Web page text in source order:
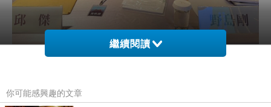
繼續閱讀
你可能感興趣的文章